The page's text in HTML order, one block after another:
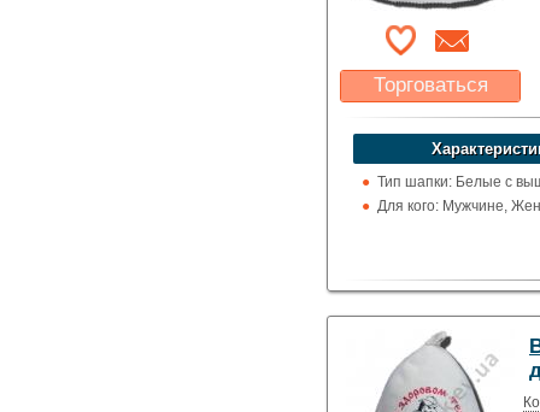
Торговаться
Какая цена Вас
устроит?
Указать цену
Тип шапки: Белые с
Для кого: Мужчине,